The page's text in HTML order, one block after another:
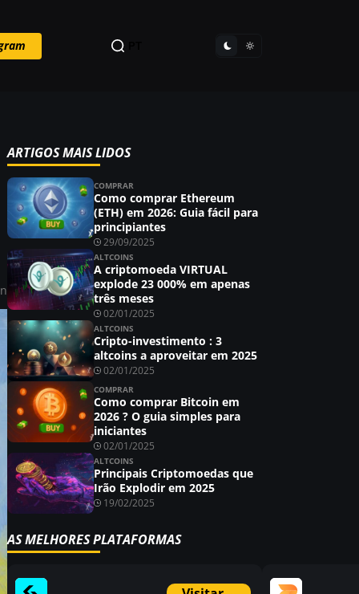
ARTIGOS MAIS LIDOS
COMPRAR
Como comprar Ethereum
(ETH) em 2026: Guia fácil para
principiantes
29/09/2025
ALTCOINS
A criptomoeda VIRTUAL
explode 23 000% em apenas
três meses
02/01/2025
ALTCOINS
Cripto-investimento : 3
altcoins a aproveitar em 2025
02/01/2025
COMPRAR
Como comprar Bitcoin em
2026 ? O guia simples para
iniciantes
02/01/2025
ALTCOINS
Principais Criptomoedas que
Irão Explodir em 2025
19/02/2025
AS MELHORES PLATAFORMAS